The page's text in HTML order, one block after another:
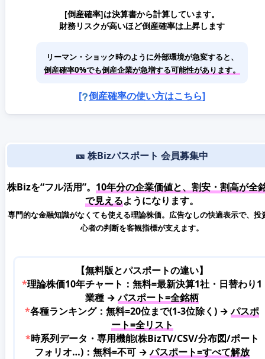
[倒産確率]は決算書から計算しています。
財務リスクが高いほど倒産確率は上昇します
リーマン・ショック時のように外部環境が急変すると、
倒産確率0%でも倒産企業が急増する可能性があります。
[ 倒産確率の使い方はこちら]
🎫 株Bizパスポート 会員募集中
株Bizを“フル活用”。 10年分の企業価値と、割安・割高が全
で見えるようになります。
専門的な金融知識がなくても使える理論株価。広告なしの快適表示で、投
心者の判断を客観指標が支えます。
【無料版とパスポートの違い】
*理論株価10年チャート：無料=最新決算1社・日替わり1
業種 →パスポート=全銘柄
*各種ランキング：無料=20位まで(1-3位除く) →パスポ
ート=全リスト
*時系列データ・専用機能(株BizTV/CSV/分布図/ポート
フォリオ…)：無料=不可 →パスポート=すべて解放